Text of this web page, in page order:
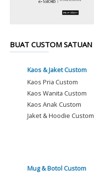
BUAT CUSTOM SATUAN
Kaos & Jaket Custom
Kaos Pria Custom
Kaos Wanita Custom
Kaos Anak Custom
Jaket & Hoodie Custom
Mug & Botol Custom